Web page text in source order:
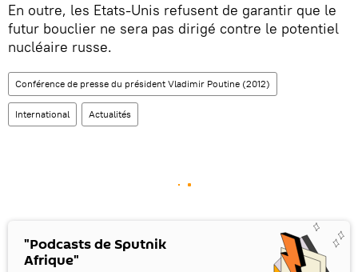
En outre, les Etats-Unis refusent de garantir que le
futur bouclier ne sera pas dirigé contre le potentiel
nucléaire russe.
Conférence de presse du président Vladimir Poutine (2012)
International Actualités
"Podcasts de Sputnik
Afrique"